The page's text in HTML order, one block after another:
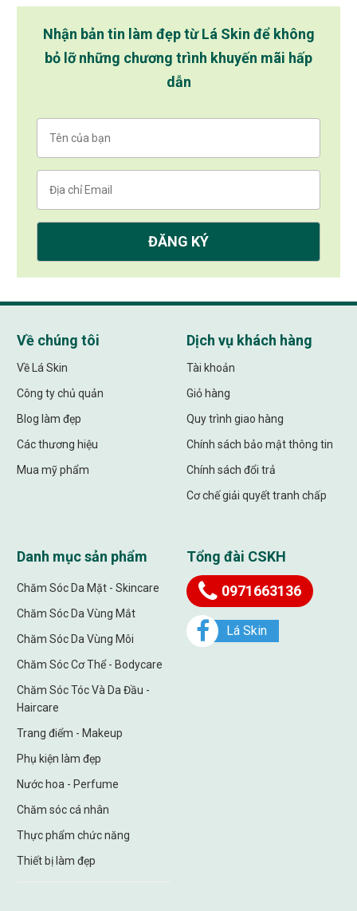
Nhận bản tin làm đẹp từ Lá Skin để không
bỏ lỡ những chương trình khuyến mãi hấp
dẫn
Về chúng tôi
Về Lá Skin
Công ty chủ quản
Blog làm đẹp
Các thương hiệu
Mua mỹ phẩm
Dịch vụ khách hàng
Tài khoản
Giỏ hàng
Quy trình giao hàng
Chính sách bảo mật thông tin
Chính sách đổi trả
Cơ chế giải quyết tranh chấp
Danh mục sản phẩm
Chăm Sóc Da Mặt - Skincare
Chăm Sóc Da Vùng Mắt
Chăm Sóc Da Vùng Môi
Chăm Sóc Cơ Thể - Bodycare
Chăm Sóc Tóc Và Da Đầu -
Haircare
Trang điểm - Makeup
Phụ kiện làm đẹp
Nước hoa - Perfume
Chăm sóc cá nhân
Thực phẩm chức năng
Thiết bị làm đẹp
Tổng đài CSKH
0971663136
Lá Skin